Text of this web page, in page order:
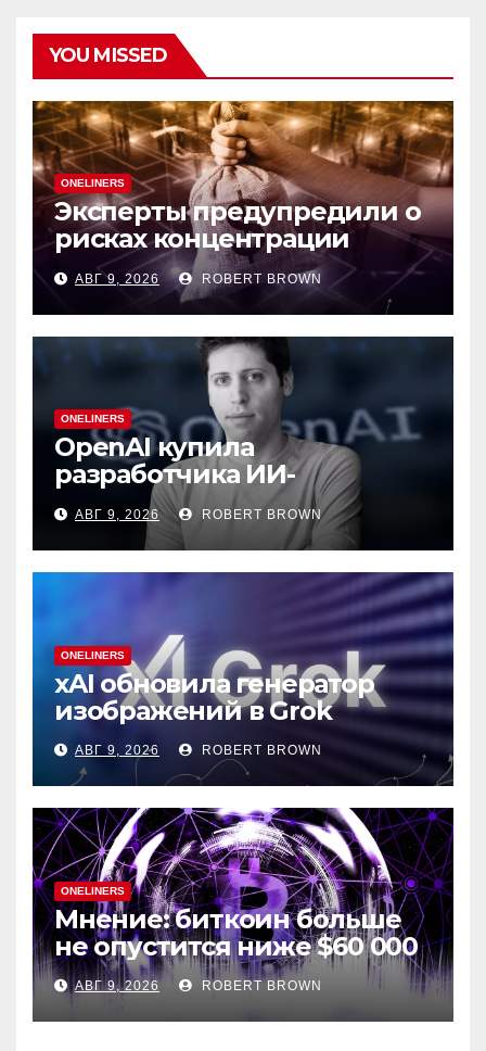
YOU MISSED
ONELINERS
Эксперты предупредили о
рисках концентрации
резервов ДАО в своих
токенах
АВГ 9, 2026 ROBERT BROWN
ONELINERS
OpenAI купила
разработчика ИИ-
генератора презентаций
NextSlide
АВГ 9, 2026 ROBERT BROWN
ONELINERS
xAI обновила генератор
изображений в Grok
АВГ 9, 2026 ROBERT BROWN
ONELINERS
Мнение: биткоин больше
не опустится ниже $60 000
АВГ 9, 2026 ROBERT BROWN